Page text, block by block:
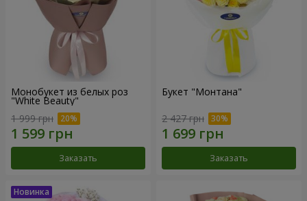
Монобукет из белых роз
"White Beauty"
1 999 грн
Заказать
Букет "Монтана"
2 427 грн
Заказать